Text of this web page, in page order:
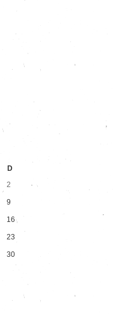
D
2
9
16
23
30